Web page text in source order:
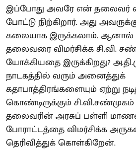
இப்போது அவரே என் தலைவர்
போட்டு நிற்கிறார். அது
கலையாக இருக்கலாம்.
தலைவரை விமர்சிக்க சி.வி.
யோக்கியதை இருக்கிறது?
நாடகத்தில் வரும் அனைத்துக்
கதாபாத்திரங்களையும் ஏற்று
கொண்டிருக்கும்
தலைவரின் அரசுப் பள்ளி
போராட்டத்தை விமர்சிக்க
தெரிவித்துக் கொள்கிறேன்.